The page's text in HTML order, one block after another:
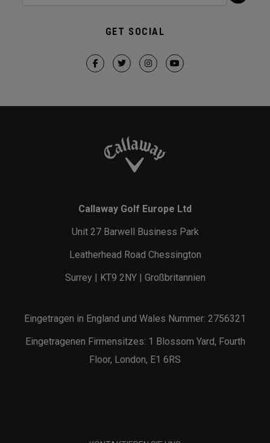
GET SOCIAL
Callaway Golf Europe Ltd
Unit 27 Barwell Business Park
Leatherhead Road Chessington
Surrey | KT9 2NY | Großbritannien
Eingetragen in England und Wales Nummer: 2756321
Eingetragenen Firmensitzes: 1 Blossom Yard, Fourth
Floor, London, E1 6RS